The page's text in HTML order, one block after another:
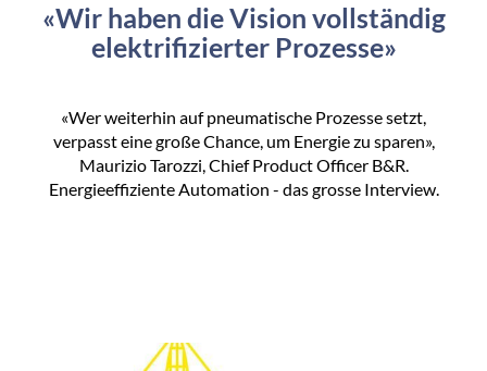
«Wir haben die Vision vollständig
elektrifizierter Prozesse»
«Wer weiterhin auf pneumatische Prozesse setzt,
verpasst eine große Chance, um Energie zu sparen»,
Maurizio Tarozzi, Chief Product Officer B&R.
Energieeffiziente Automation - das grosse Interview.